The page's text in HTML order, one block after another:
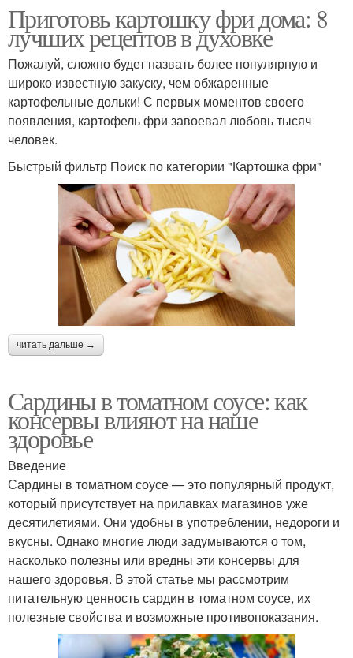
Приготовь картошку фри дома: 8
лучших рецептов в духовке
Пожалуй, сложно будет назвать более популярную и
широко известную закуску, чем обжаренные
картофельные дольки! С первых моментов своего
появления, картофель фри завоевал любовь тысяч
человек.
Быстрый фильтр Поиск по категории "Картошка фри"
читать дальше →
Сардины в томатном соусе: как
консервы влияют на наше
здоровье
Введение
Сардины в томатном соусе — это популярный продукт,
который присутствует на прилавках магазинов уже
десятилетиями. Они удобны в употреблении, недороги и
вкусны. Однако многие люди задумываются о том,
насколько полезны или вредны эти консервы для
нашего здоровья. В этой статье мы рассмотрим
питательную ценность сардин в томатном соусе, их
полезные свойства и возможные противопоказания.